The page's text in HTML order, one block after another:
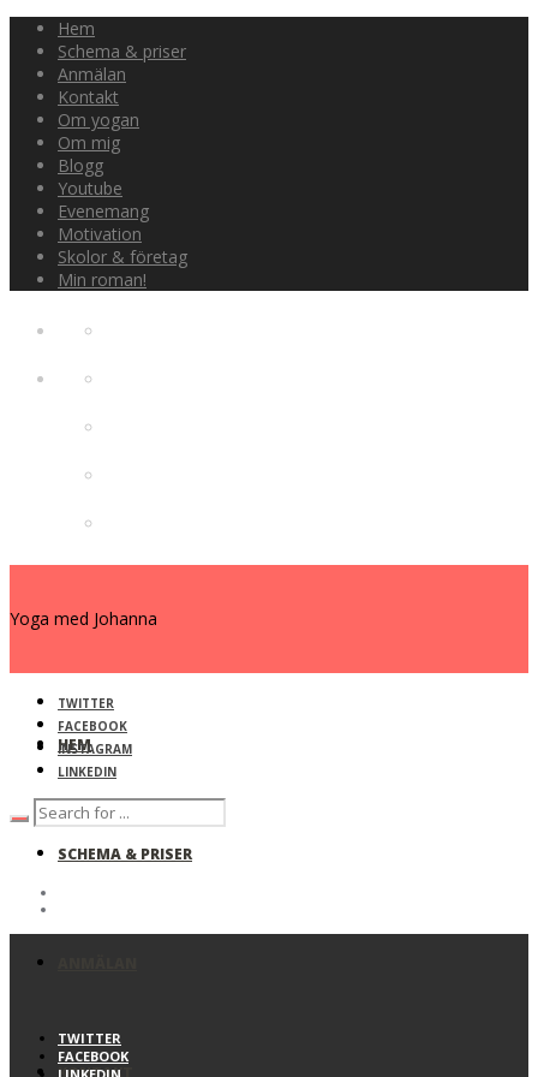
Hem
Schema & priser
Anmälan
Kontakt
Om yogan
Om mig
Blogg
Youtube
Evenemang
Motivation
Skolor & företag
Min roman!
Yoga med Johanna
HEM
SCHEMA & PRISER
KONTAKT
TWITTER
FACEBOOK
INSTAGRAM
LINKEDIN
TWITTER
FACEBOOK